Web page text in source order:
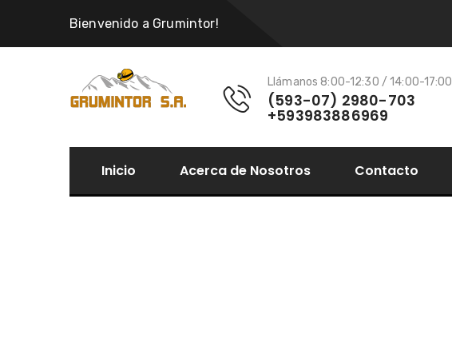
Bienvenido a Grumintor!
Llámanos 8:00-12:30 / 14:00-17:00
(593-07) 2980-703
+593983886969
Inicio Acerca de Nosotros Contacto